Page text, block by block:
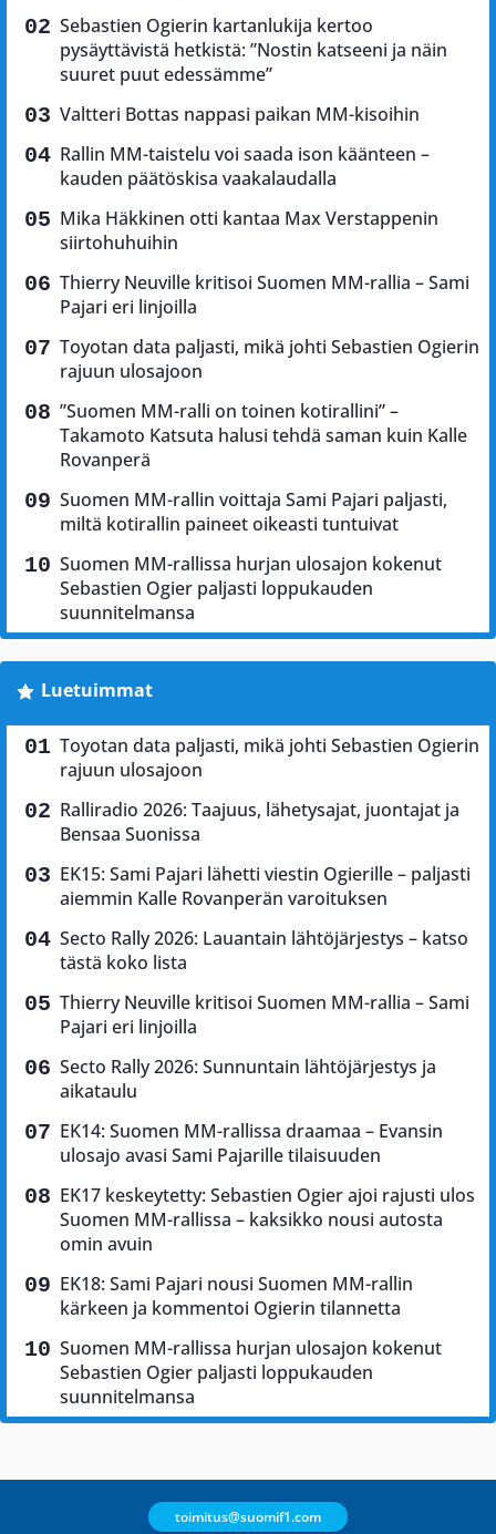
Sebastien Ogierin kartanlukija kertoo
pysäyttävistä hetkistä: ”Nostin katseeni ja näin
suuret puut edessämme”
Valtteri Bottas nappasi paikan MM-kisoihin
Rallin MM-taistelu voi saada ison käänteen –
kauden päätöskisa vaakalaudalla
Mika Häkkinen otti kantaa Max Verstappenin
siirtohuhuihin
Thierry Neuville kritisoi Suomen MM-rallia – Sami
Pajari eri linjoilla
Toyotan data paljasti, mikä johti Sebastien Ogierin
rajuun ulosajoon
”Suomen MM-ralli on toinen kotirallini” –
Takamoto Katsuta halusi tehdä saman kuin Kalle
Rovanperä
Suomen MM-rallin voittaja Sami Pajari paljasti,
miltä kotirallin paineet oikeasti tuntuivat
Suomen MM-rallissa hurjan ulosajon kokenut
Sebastien Ogier paljasti loppukauden
suunnitelmansa
Luetuimmat
Toyotan data paljasti, mikä johti Sebastien Ogierin
rajuun ulosajoon
Ralliradio 2026: Taajuus, lähetysajat, juontajat ja
Bensaa Suonissa
EK15: Sami Pajari lähetti viestin Ogierille – paljasti
aiemmin Kalle Rovanperän varoituksen
Secto Rally 2026: Lauantain lähtöjärjestys – katso
tästä koko lista
Thierry Neuville kritisoi Suomen MM-rallia – Sami
Pajari eri linjoilla
Secto Rally 2026: Sunnuntain lähtöjärjestys ja
aikataulu
EK14: Suomen MM-rallissa draamaa – Evansin
ulosajo avasi Sami Pajarille tilaisuuden
EK17 keskeytetty: Sebastien Ogier ajoi rajusti ulos
Suomen MM-rallissa – kaksikko nousi autosta
omin avuin
EK18: Sami Pajari nousi Suomen MM-rallin
kärkeen ja kommentoi Ogierin tilannetta
Suomen MM-rallissa hurjan ulosajon kokenut
Sebastien Ogier paljasti loppukauden
suunnitelmansa
toimitus@suomif1.com